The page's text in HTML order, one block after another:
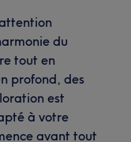
du
tout en
profond, des
est
à votre
avant tout